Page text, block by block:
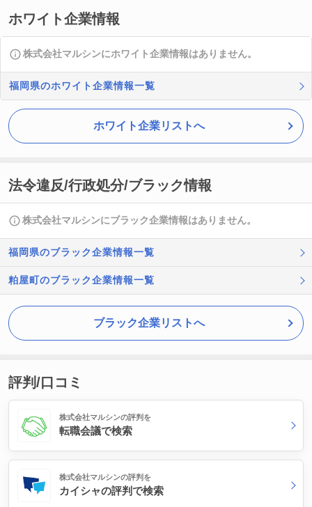
ホワイト企業情報
株式会社マルシンにホワイト企業情報はありません。
福岡県のホワイト企業情報一覧
ホワイト企業リストへ
法令違反/行政処分/ブラック情報
株式会社マルシンにブラック企業情報はありません。
福岡県のブラック企業情報一覧
粕屋町のブラック企業情報一覧
ブラック企業リストへ
評判/口コミ
株式会社マルシンの評判を
転職会議で検索
株式会社マルシンの評判を
カイシャの評判で検索